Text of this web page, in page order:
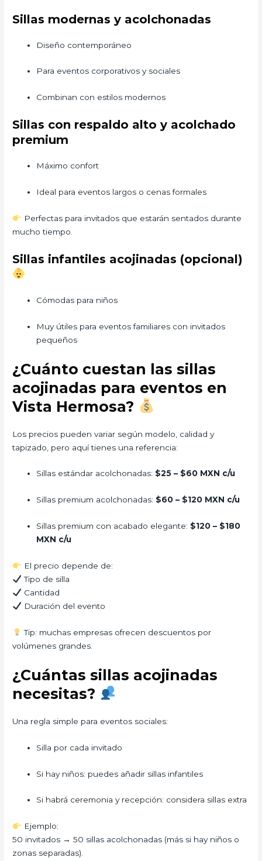
Sillas modernas y acolchonadas
Diseño contemporáneo
Para eventos corporativos y sociales
Combinan con estilos modernos
Sillas con respaldo alto y acolchado
premium
Máximo confort
Ideal para eventos largos o cenas formales
Perfectas para invitados que estarán sentados durante
mucho tiempo.
Sillas infantiles acojinadas (opcional)
Cómodas para niños
Muy útiles para eventos familiares con invitados
pequeños
¿Cuánto cuestan las sillas
acojinadas para eventos en
Vista Hermosa?
Los precios pueden variar según modelo, calidad y
tapizado, pero aquí tienes una referencia:
Sillas estándar acolchonadas: $25 – $60 MXN c/u
Sillas premium acolchonadas: $60 – $120 MXN c/u
Sillas premium con acabado elegante: $120 – $180
MXN c/u
El precio depende de:
Tipo de silla
Cantidad
Duración del evento
Tip: muchas empresas ofrecen descuentos por
volúmenes grandes.
¿Cuántas sillas acojinadas
necesitas?
Una regla simple para eventos sociales:
Silla por cada invitado
Si hay niños: puedes añadir sillas infantiles
Si habrá ceremonia y recepción: considera sillas extra
Ejemplo:
50 invitados → 50 sillas acolchonadas (más si hay niños o
zonas separadas).